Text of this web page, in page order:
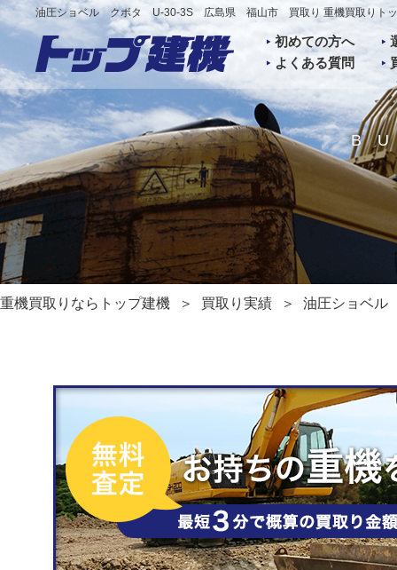
油圧ショベル クボタ U-30-3S 広島県 福山市 買取り 重機買取りトッ
初めての方へ
よくある質問
重機買取りならトップ建機 買取り実績 油圧ショベ